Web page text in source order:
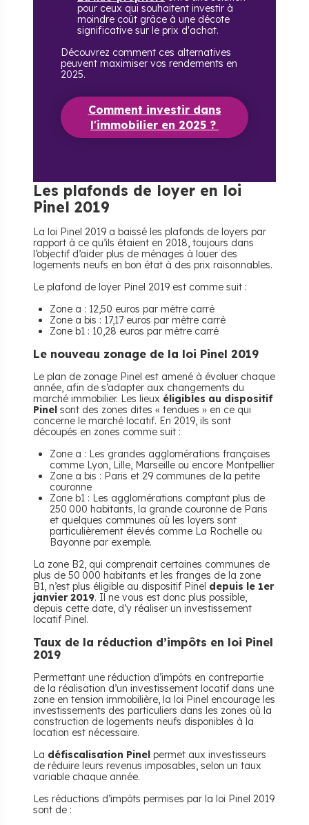
pour ceux qui souhaitent investir à
moindre coût grâce à une décote
significative sur le prix d'achat.
Découvrez comment ces alternatives
peuvent maximiser vos rendements en
2025.
Comment investir dans
l'immobilier en 2025 ?
Les plafonds de loyer en loi
Pinel 2019
La loi Pinel 2019 a baissé les plafonds de loyers par
rapport à ce qu’ils étaient en 2018, toujours dans
l’objectif d’aider plus de ménages à louer des
logements neufs en bon état à des prix raisonnables.
Le plafond de loyer Pinel 2019 est comme suit :
Zone a : 12,50 euros par mètre carré
Zone a bis : 17,17 euros par mètre carré
Zone b1 : 10,28 euros par mètre carré
Le nouveau zonage de la loi Pinel 2019
Le plan de zonage Pinel est amené à évoluer chaque
année, afin de s’adapter aux changements du
marché immobilier. Les lieux éligibles au dispositif
Pinel sont des zones dites « tendues » en ce qui
concerne le marché locatif. En 2019, ils sont
découpés en zones comme suit :
Zone a : Les grandes agglomérations françaises
comme Lyon, Lille, Marseille ou encore Montpellier
Zone a bis : Paris et 29 communes de la petite
couronne
Zone b1 : Les agglomérations comptant plus de
250 000 habitants, la grande couronne de Paris
et quelques communes où les loyers sont
particulièrement élevés comme La Rochelle ou
Bayonne par exemple.
La zone B2, qui comprenait certaines communes de
plus de 50 000 habitants et les franges de la zone
B1, n’est plus éligible au dispositif Pinel depuis le 1er
janvier 2019. Il ne vous est donc plus possible,
depuis cette date, d’y réaliser un investissement
locatif Pinel.
Taux de la réduction d’impôts en loi Pinel
2019
Permettant une réduction d’impôts en contrepartie
de la réalisation d’un investissement locatif dans une
zone en tension immobilière, la loi Pinel encourage les
investissements des particuliers dans les zones où la
construction de logements neufs disponibles à la
location est nécessaire.
La défiscalisation Pinel permet aux investisseurs
de réduire leurs revenus imposables, selon un taux
variable chaque année.
Les réductions d’impôts permises par la loi Pinel 2019
sont de :